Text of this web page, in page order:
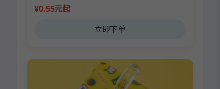
¥0.55元起
立即下单